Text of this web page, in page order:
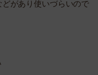
があり使いづらいので